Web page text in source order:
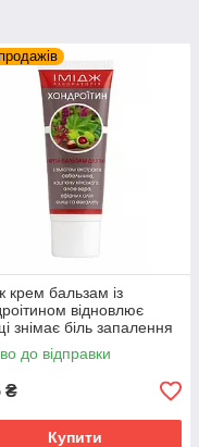
крем бальзам із
відновлює
знімає біль запалення
та м'язів
до відправки
₴
Купити